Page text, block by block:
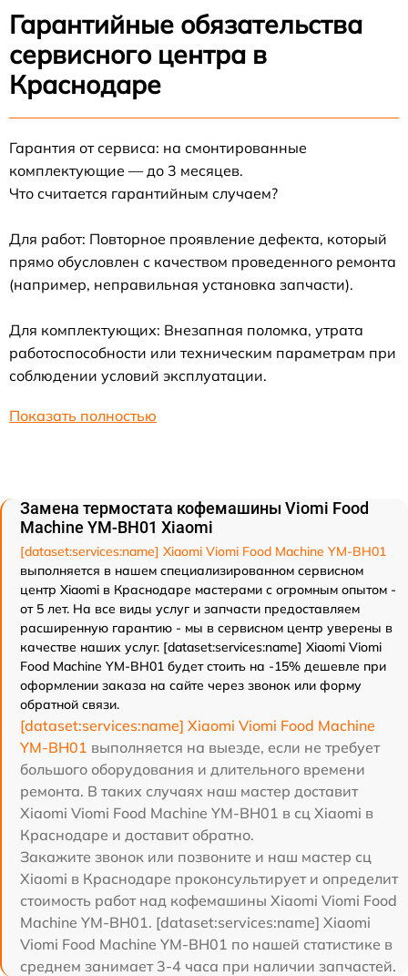
Гарантийные обязательства
сервисного центра в
Краснодаре
Гарантия от сервиса: на смонтированные
комплектующие — до 3 месяцев.
Что считается гарантийным случаем?
Для работ: Повторное проявление дефекта, который
прямо обусловлен с качеством проведенного ремонта
(например, неправильная установка запчасти).
Для комплектующих: Внезапная поломка, утрата
работоспособности или техническим параметрам при
соблюдении условий эксплуатации.
Показать полностью
Замена термостата кофемашины Viomi Food
Machine YM-BH01 Xiaomi
[dataset:services:name] Xiaomi Viomi Food Machine YM-BH01
выполняется в нашем специализированном сервисном
центр Xiaomi в Краснодаре мастерами с огромным опытом -
от 5 лет. На все виды услуг и запчасти предоставляем
расширенную гарантию - мы в сервисном центр уверены в
качестве наших услуг. [dataset:services:name] Xiaomi Viomi
Food Machine YM-BH01 будет стоить на -15% дешевле при
оформлении заказа на сайте через звонок или форму
обратной связи.
[dataset:services:name] Xiaomi Viomi Food Machine
YM-BH01 выполняется на выезде, если не требует
большого оборудования и длительного времени
ремонта. В таких случаях наш мастер доставит
Xiaomi Viomi Food Machine YM-BH01 в сц Xiaomi в
Краснодаре и доставит обратно.
Закажите звонок или позвоните и наш мастер сц
Xiaomi в Краснодаре проконсультирует и определит
стоимость работ над кофемашины Xiaomi Viomi Food
Machine YM-BH01. [dataset:services:name] Xiaomi
Viomi Food Machine YM-BH01 по нашей статистике в
среднем занимает 3-4 часа при наличии запчастей.